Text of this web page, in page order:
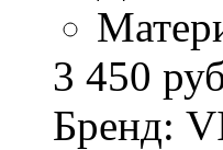
3 450
Бренд: